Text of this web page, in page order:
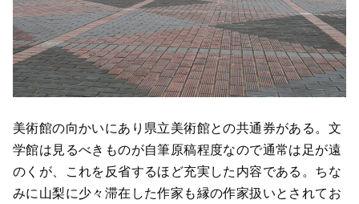
美術館の向かいにあり県立美術館との共通券がある。文
学館は見るべきものが自筆原稿程度なので通常は足が遠
のくが、これを反省するほど充実した内容である。ちな
みに山梨に少々滞在した作家も縁の作家扱いとされてお